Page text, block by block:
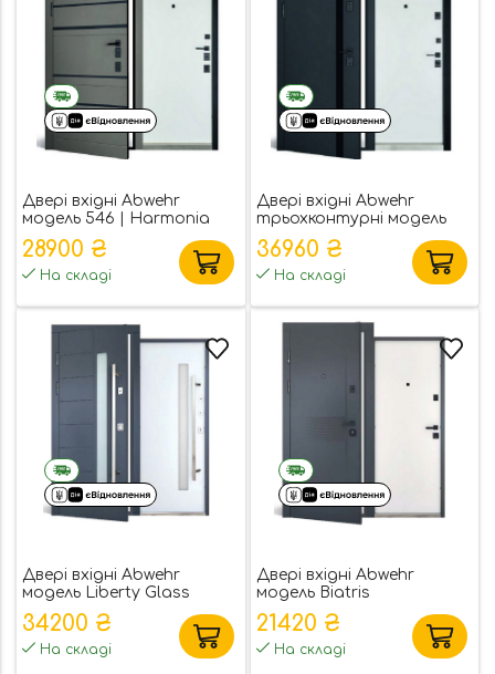
Двері вхідні Abwehr
модель 546 | Harmonia
28900 ₴
На складі
Двері вхідні Abwehr
трьохконтурні модель
Stella
36960 ₴
На складі
Двері вхідні Abwehr
модель Liberty Glass
34200 ₴
На складі
Двері вхідні Abwehr
модель Biatris
21420 ₴
На складі